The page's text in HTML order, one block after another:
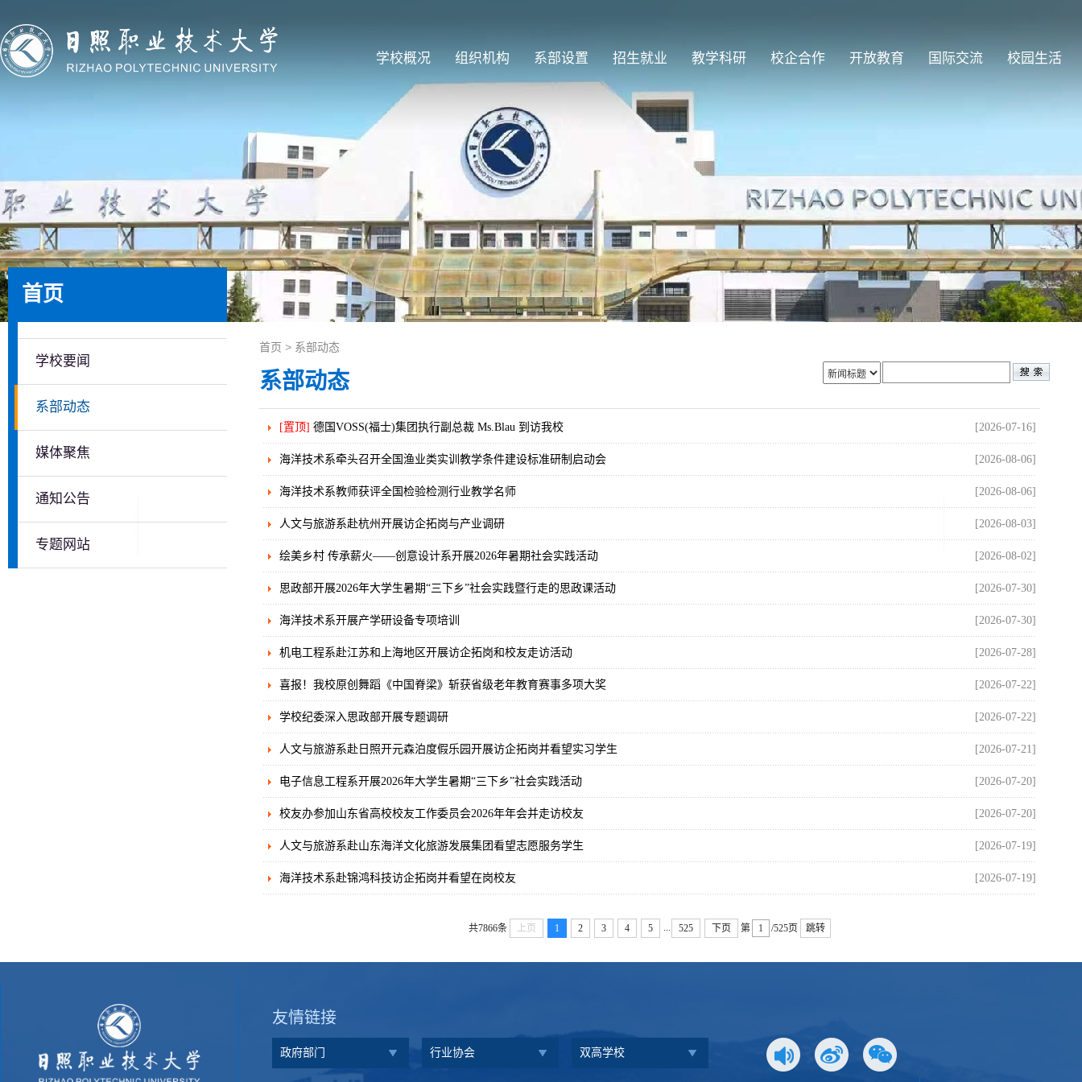
学校概况 组织机构 系部设置 招生就业 教学科研 校企合作 开放教育 国际交流 校园生活
首页
学校要闻
系部动态
媒体聚焦
通知公告
专题网站
首页 > 系部动态
系部动态
[置顶] 德国VOSS(福士)集团执行副总裁 Ms.Blau 到访我校 [2026-07-16]
海洋技术系牵头召开全国渔业类实训教学条件建设标准研制启动会 [2026-08-06]
海洋技术系教师获评全国检验检测行业教学名师 [2026-08-06]
人文与旅游系赴杭州开展访企拓岗与产业调研 [2026-08-03]
绘美乡村 传承薪火——创意设计系开展2026年暑期社会实践活动 [2026-08-02]
思政部开展2026年大学生暑期“三下乡”社会实践暨行走的思政课活动 [2026-07-30]
海洋技术系开展产学研设备专项培训 [2026-07-30]
机电工程系赴江苏和上海地区开展访企拓岗和校友走访活动 [2026-07-28]
喜报！我校原创舞蹈《中国脊梁》斩获省级老年教育赛事多项大奖 [2026-07-22]
学校纪委深入思政部开展专题调研 [2026-07-22]
人文与旅游系赴日照开元森泊度假乐园开展访企拓岗并看望实习学生 [2026-07-21]
电子信息工程系开展2026年大学生暑期“三下乡”社会实践活动 [2026-07-20]
校友办参加山东省高校校友工作委员会2026年年会并走访校友 [2026-07-20]
人文与旅游系赴山东海洋文化旅游发展集团看望志愿服务学生 [2026-07-19]
海洋技术系赴锦鸿科技访企拓岗并看望在岗校友 [2026-07-19]
共7866条 上页 1 2 3 4 5 ... 525 下页 第 /525页 跳转
友情链接
政府部门 行业协会 双高学校